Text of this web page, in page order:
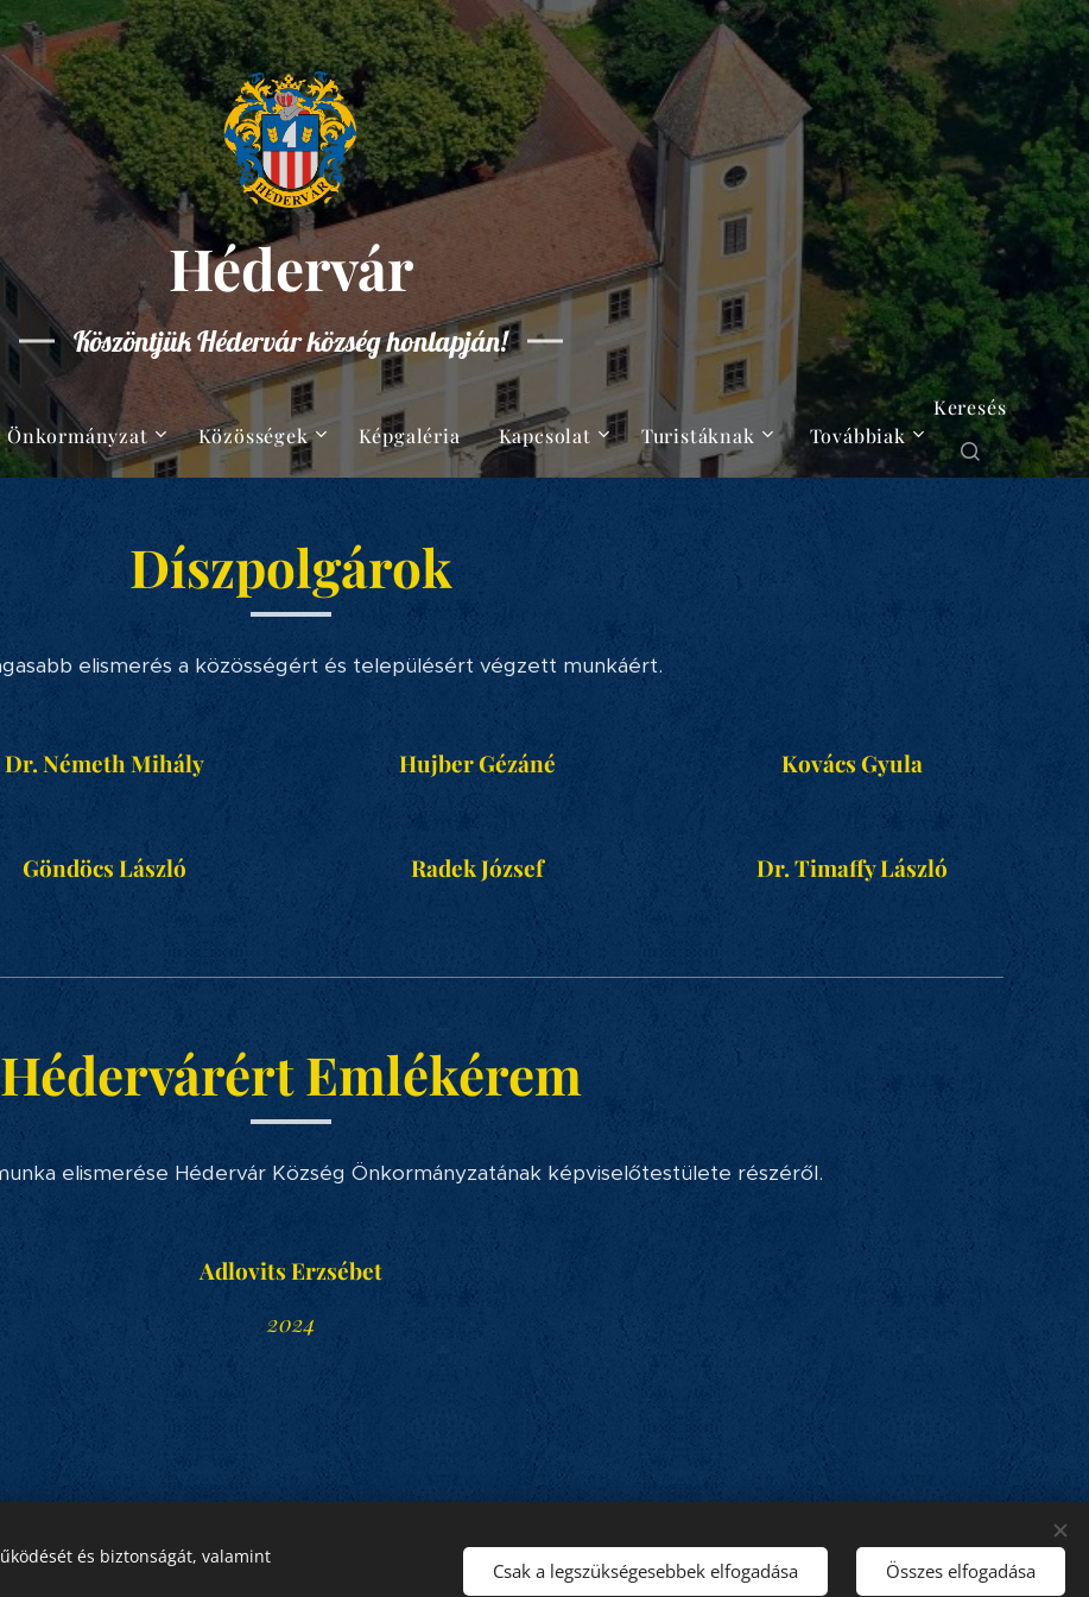
Hédervár
Köszöntjük Hédervár község honlapján!
Önkormányzat Közösségek Képgaléria Kapcsolat Turistáknak Továbbiak
Keresés
Díszpolgárok
elismerés a közösségért és településért végzett munkáért.
Dr. Németh Mihály Hujber Gézáné Kovács Gyula
Göndöcs László Radek József Dr. Timaffy László
Hédervárért Emlékérem
elismerése Hédervár Község Önkormányzatának képviselőtestülete részéről.
Adlovits Erzsébet
2024
és biztonságát, valamint
Csak a legszükségesebbek elfogadása Összes elfogadása